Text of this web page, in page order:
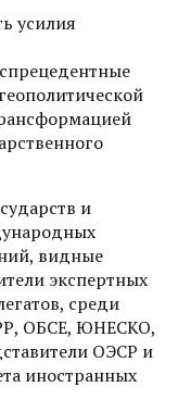
усилия
и
видные
экспертных
среди
ОБСЕ, ЮНЕСКО,
ОЭСР и
иностранных